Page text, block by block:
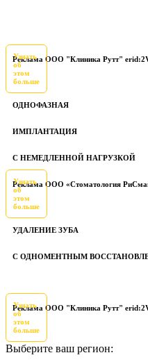
Реклама ООО "Клиника Рутт"
Узнать
об
этом
больше
ОДНОФАЗНАЯ
ИМПЛАНТАЦИЯ
С НЕМЕДЛЕННОЙ НАГРУЗКОЙ
Реклама ООО «Стоматология
Узнать
об
этом
больше
УДАЛЕНИЕ ЗУБА
С ОДНОМЕНТНЫМ
Реклама ООО "Клиника Рутт"
Узнать
об
этом
больше
Выберите ваш регион: